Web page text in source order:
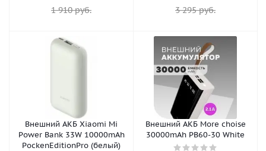
1 910руб. 3 295руб.
Внешний АКБ Xiaomi Mi
Power Bank 33W 10000mAh
PockenEditionPro (белый)
Внешний АКБ More choise
30000mAh PB60-30 White